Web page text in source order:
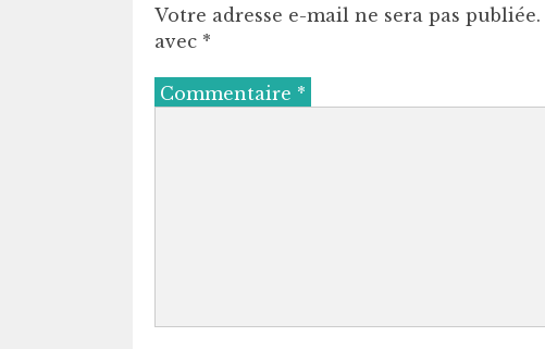
Votre adresse e-mail ne sera pas publiée.
avec *
Commentaire *